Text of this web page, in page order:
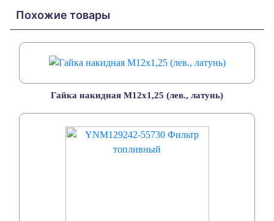
Похожие товары
Гайка накидная М12х1,25 (лев., латунь)